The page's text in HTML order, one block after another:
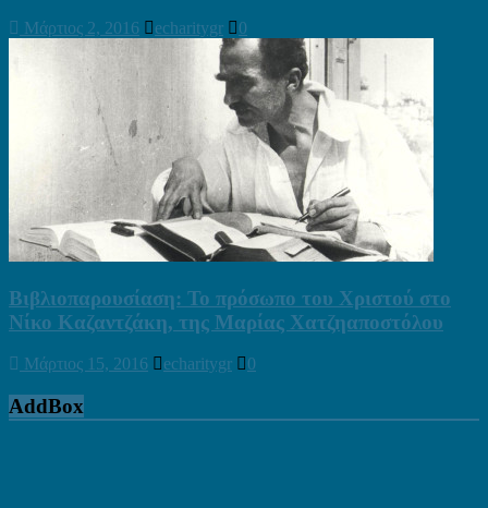
Μάρτιος 2, 2016 echaritygr 0
Βιβλιοπαρουσίαση: Το πρόσωπο του Χριστού στο
Νίκο Καζαντζάκη, της Μαρίας Χατζηαποστόλου
Μάρτιος 15, 2016 echaritygr 0
AddBox